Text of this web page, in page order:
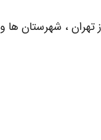
تهران ، شهرستان ها و